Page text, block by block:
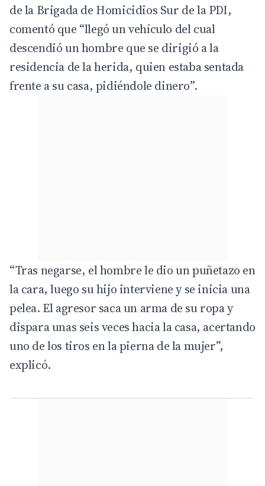
de la Brigada de Homicidios Sur de la PDI,
comentó que “llegó un vehículo del cual
descendió un hombre que se dirigió a la
residencia de la herida, quien estaba sentada
frente a su casa, pidiéndole dinero”.
“Tras negarse, el hombre le dio un puñetazo en
la cara, luego su hijo interviene y se inicia una
pelea. El agresor saca un arma de su ropa y
dispara unas seis veces hacia la casa, acertando
uno de los tiros en la pierna de la mujer”,
explicó.